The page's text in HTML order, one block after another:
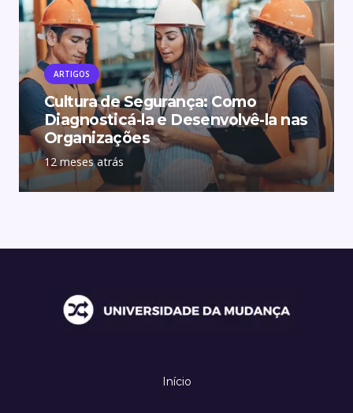
ARTIGOS
Cultura de Segurança: Como
Diagnosticá-la e Desenvolvê-la nas
Organizações
12 meses atrás
Início